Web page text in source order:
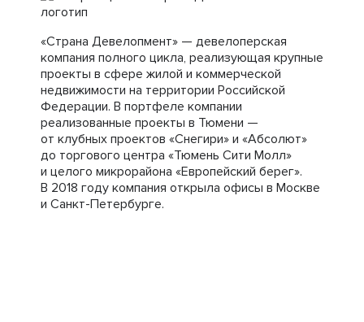
«Страна Девелопмент» — девелоперская
компания полного цикла, реализующая крупные
проекты в сфере жилой и коммерческой
недвижимости на территории Российской
Федерации. В портфеле компании
реализованные проекты в Тюмени —
от клубных проектов «Снегири» и «Абсолют»
до торгового центра «Тюмень Сити Молл»
и целого микрорайона «Европейский берег».
В 2018 году компания открыла офисы в Москве
и Санкт-Петербурге.